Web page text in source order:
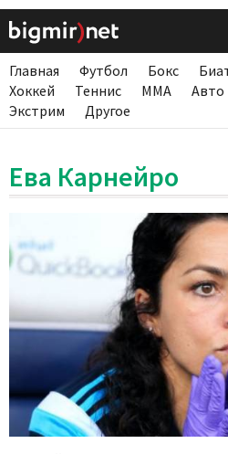
Главная Футбол Бокс
Хоккей
Теннис ММА Авто
Экстрим
Другое
Ева Карнейро